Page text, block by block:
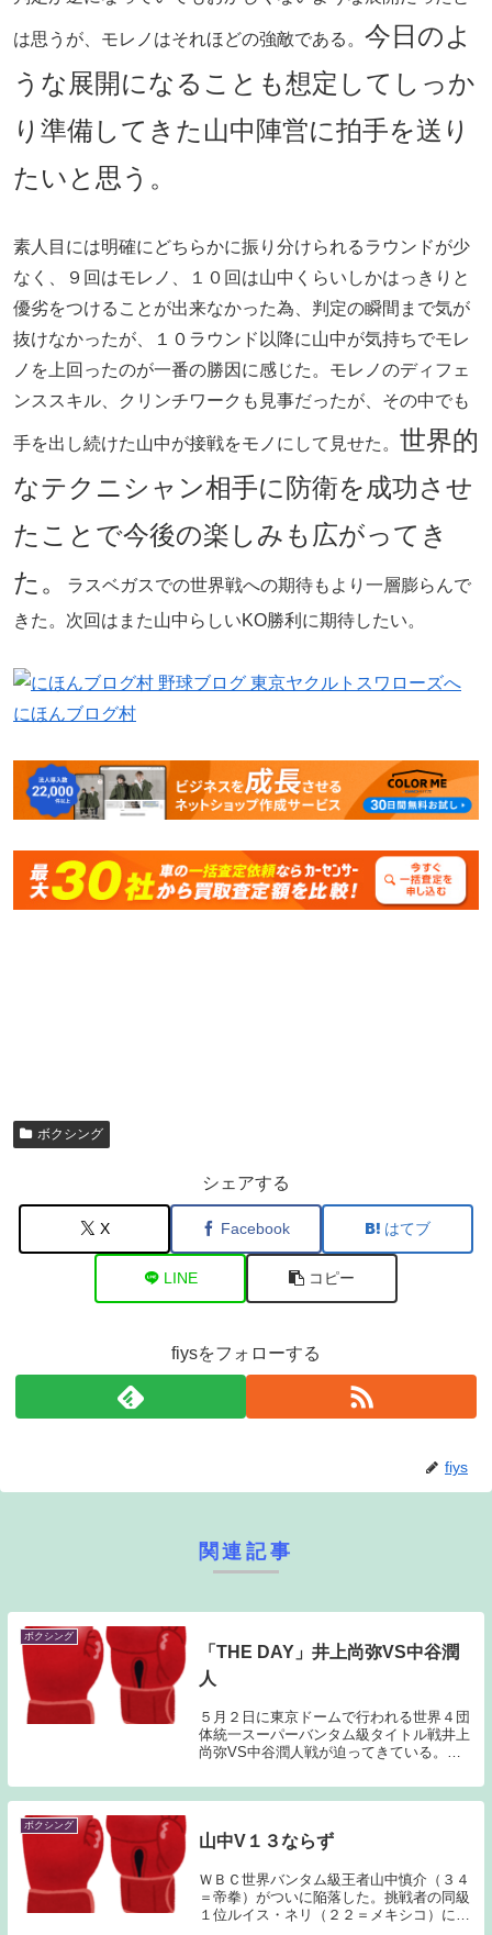
は思うが、モレノはそれほどの強敵である。 今日のよ
うな展開になることも想定してしっか
り準備してきた山中陣営に拍手を送り
たいと思う。
素人目には明確にどちらかに振り分けられるラウンドが少
なく、９回はモレノ、１０回は山中くらいしかはっきりと
優劣をつけることが出来なかった為、判定の瞬間まで気が
抜けなかったが、１０ラウンド以降に山中が気持ちでモレ
ノを上回ったのが一番の勝因に感じた。モレノのディフェ
ンススキル、クリンチワークも見事だったが、その中でも
手を出し続けた山中が接戦をモノにして見せた。 世界的
なテクニシャン相手に防衛を成功させ
たことで今後の楽しみも広がってき
た。
ラスベガスでの世界戦への期待もより一層膨らんで
きた。次回はまた山中らしいKO勝利に期待したい。
にほんブログ村
ボクシング
シェアする
X Facebook はてブ
LINE コピー
fiysをフォローする
fiys
関連記事
ボクシング
「THE DAY」井上尚弥VS中谷潤
人
５月２日に東京ドームで行われる世界４団
体統一スーパーバンタム級タイトル戦井上
尚弥VS中谷潤人戦が迫ってきている。井
4団体統一王者であり、32戦32勝27KOとい
うパーフェクトレコードを持っている。対
ボクシング
山中V１３ならず
ＷＢＣ世界バンタム級王者山中慎介（３４
＝帝拳）がついに陥落した。挑戦者の同級
１位ルイス・ネリ（２２＝メキシコ）に４